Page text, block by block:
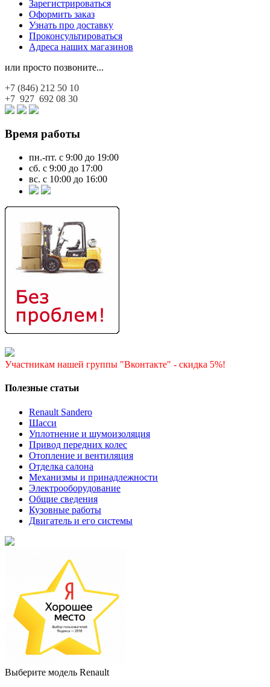
Зарегистрироваться
Оформить заказ
Узнать про доставку
Проконсультироваться
Адреса наших магазинов
или просто позвоните...
+7 (846) 212 50 10
+7 927 692 08 30
Время работы
пн.-пт. с 9:00 до 19:00
сб. с 9:00 до 17:00
вс. с 10:00 до 16:00
Участникам нашей группы "Вконтакте" - скидка 5%!
Полезные статьи
Renault Sandero
Шасси
Уплотнение и шумоизоляция
Привод передних колес
Отопление и вентиляция
Отделка салона
Механизмы и принадлежности
Электрооборудование
Общие сведения
Кузовные работы
Двигатель и его системы
Выберите модель Renault